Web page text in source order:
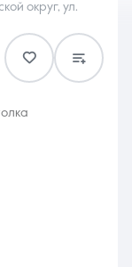
округ, ул.